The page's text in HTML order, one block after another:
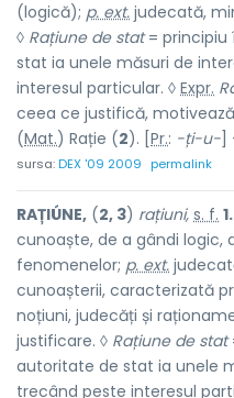
(logică); p. ext. judecată,
◊ Rațiune de stat= principiu
stat ia unele măsuri de
interesul particular. ◊ Expr.
ceea ce justifică,
(Mat.) Rație (2). [ Pr.: -ți-u-
sursa:DEX '09 2009 permalink
RAȚIÚNE, (2, 3) rațiuni, s. f. 1.
cunoaște, de a gândi logic,
fenomenelor; p. ext.
cunoașterii, caracterizată
noțiuni, judecăți și
justificare. ◊ Rațiune de stat
autoritate de stat ia unele
trecând peste interesul